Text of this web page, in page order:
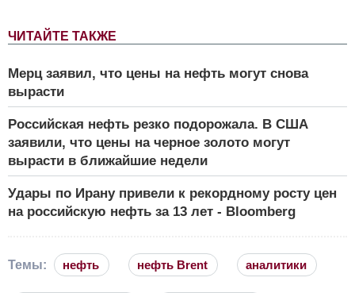
ЧИТАЙТЕ ТАКЖЕ
Мерц заявил, что цены на нефть могут снова
вырасти
Российская нефть резко подорожала. В США
заявили, что цены на черное золото могут
вырасти в ближайшие недели
Удары по Ирану привели к рекордному росту цен
на российскую нефть за 13 лет - Bloomberg
Темы: нефть нефть Brent аналитики